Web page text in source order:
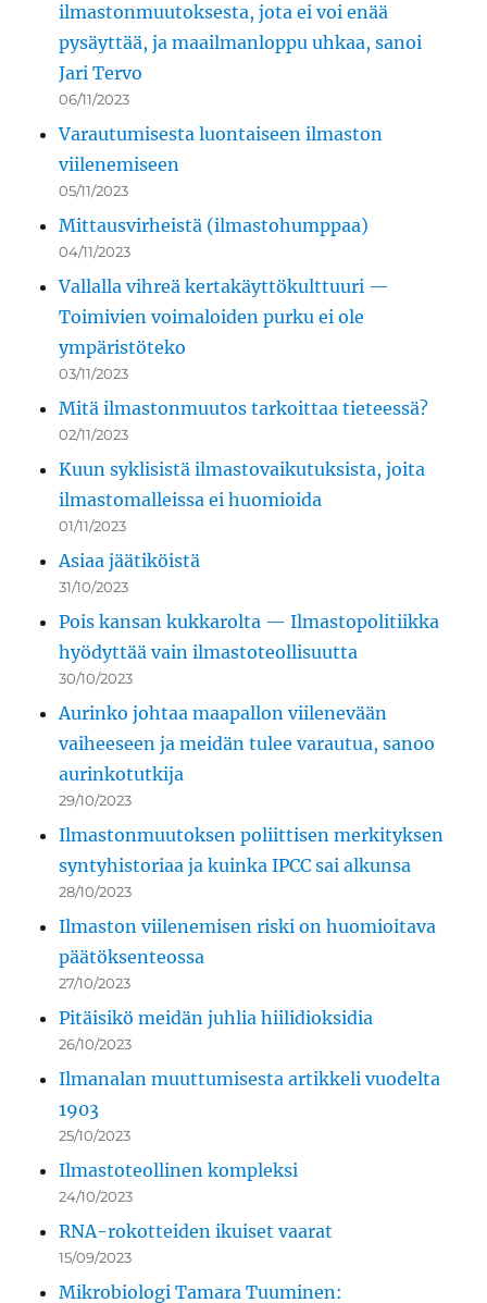
ilmastonmuutoksesta, jota ei voi enää
pysäyttää, ja maailmanloppu uhkaa, sanoi
Jari Tervo
06/11/2023
Varautumisesta luontaiseen ilmaston
viilenemiseen
05/11/2023
Mittausvirheistä (ilmastohumppaa)
04/11/2023
Vallalla vihreä kertakäyttökulttuuri —
Toimivien voimaloiden purku ei ole
ympäristöteko
03/11/2023
Mitä ilmastonmuutos tarkoittaa tieteessä?
02/11/2023
Kuun syklisistä ilmastovaikutuksista, joita
ilmastomalleissa ei huomioida
01/11/2023
Asiaa jäätiköistä
31/10/2023
Pois kansan kukkarolta — Ilmastopolitiikka
hyödyttää vain ilmastoteollisuutta
30/10/2023
Aurinko johtaa maapallon viilenevään
vaiheeseen ja meidän tulee varautua, sanoo
aurinkotutkija
29/10/2023
Ilmastonmuutoksen poliittisen merkityksen
syntyhistoriaa ja kuinka IPCC sai alkunsa
28/10/2023
Ilmaston viilenemisen riski on huomioitava
päätöksenteossa
27/10/2023
Pitäisikö meidän juhlia hiilidioksidia
26/10/2023
Ilmanalan muuttumisesta artikkeli vuodelta
1903
25/10/2023
Ilmastoteollinen kompleksi
24/10/2023
RNA-rokotteiden ikuiset vaarat
15/09/2023
Mikrobiologi Tamara Tuuminen: